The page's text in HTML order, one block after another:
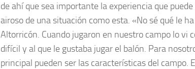
de ahí que sea importante la experiencia que
airoso de una situación como esta. «No sé qué le
Altorricón. Cuando jugaron en nuestro campo lo vi
difícil y al que le gustaba jugar el balón. Para
principal pueden ser las características del campo.